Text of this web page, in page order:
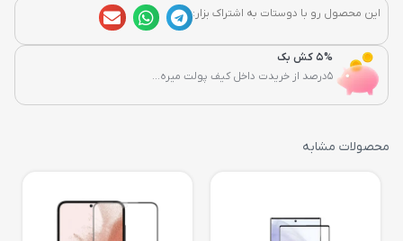
این محصول رو با دوستات به اشتراک بزار:
5% کش بک
5درصد از خریدت داخل کیف پولت میره...
محصولات مشابه